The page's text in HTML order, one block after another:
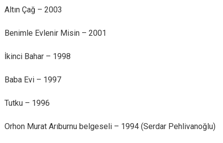
Altın Çağ – 2003
Benimle Evlenir Misin – 2001
İkinci Bahar – 1998
Baba Evi – 1997
Tutku – 1996
Orhon Murat Arıburnu belgeseli – 1994 (Serdar Pehlivanoğlu)